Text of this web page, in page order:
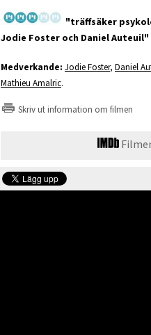
"träffsäker
Jodie Foster och Daniel Auteuil"
Medverkande: Jodie Foster, Daniel
Mathieu Amalric.
Skriv ut information om filmen